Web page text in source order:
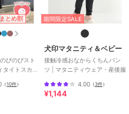
ア・ママ用グッズ
マタニティ）
ボリー、チャコー
リウレタン5%
い方法
まとめ割
びのびスト
タイトスカ
（10件）
期間限定SALE
犬印マタニティ＆ベビー
接触冷感おなからくちんパン
ツ | マタニティウェア・産後服
4.00（3件）
¥1,144